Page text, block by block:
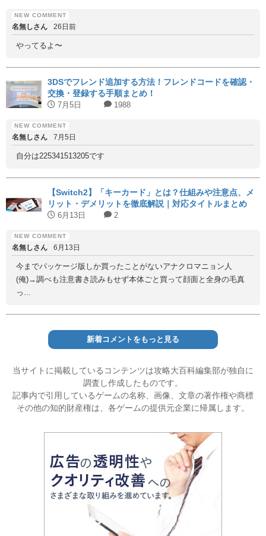
名無しさん 26日前
やってるよ〜
3DSでフレンド追加する方法！フレンドコードを確認・
交換・登録する手順まとめ！
7月5日 1988
名無しさん 7月5日
自分は225341513205です
【Switch2】「キーカード」とは？仕組みや注意点、メ
リット・デメリットを徹底解説｜対応タイトルまとめ
6月13日 2
名無しさん 6月13日
今までパッケージ版しか買ったことがないアナクロマニョン人
(俺)→調べも注意書き読みもせず本体ごと買って顔面と全身の毛真
っ...
新着コメントをもっと見る
当サイトに掲載しているコンテンツは攻略大百科編集部が独自に
調査し作成したものです。
記事内で引用しているゲームの名称、画像、文章の著作権や商標
その他の知的財産権は、各ゲームの提供元企業に帰属します。